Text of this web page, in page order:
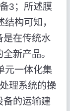
3；所述膜
构可知，
是在传统水
新产品。
元一体化集
理系统的操
备的运输建